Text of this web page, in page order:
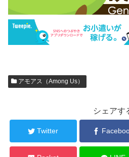
アモアス（Among Us）
シェアす
Twitter